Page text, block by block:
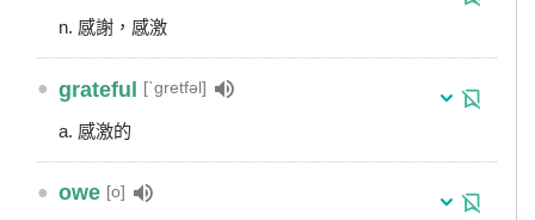
n. 感謝，感激
● grateful [ˋgretfəl]
a. 感激的
● owe [o]